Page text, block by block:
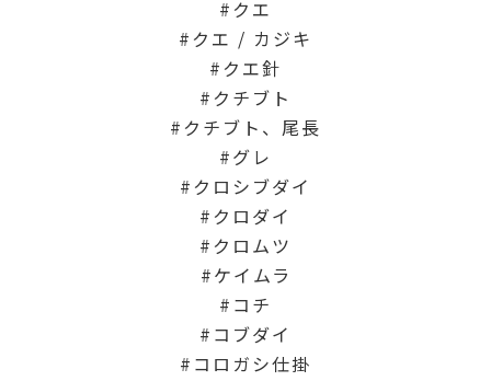
クエ
クエ / カジキ
クエ針
クチブト
クチブト、尾長
グレ
クロシブダイ
クロダイ
クロムツ
ケイムラ
コチ
コブダイ
コロガシ仕掛